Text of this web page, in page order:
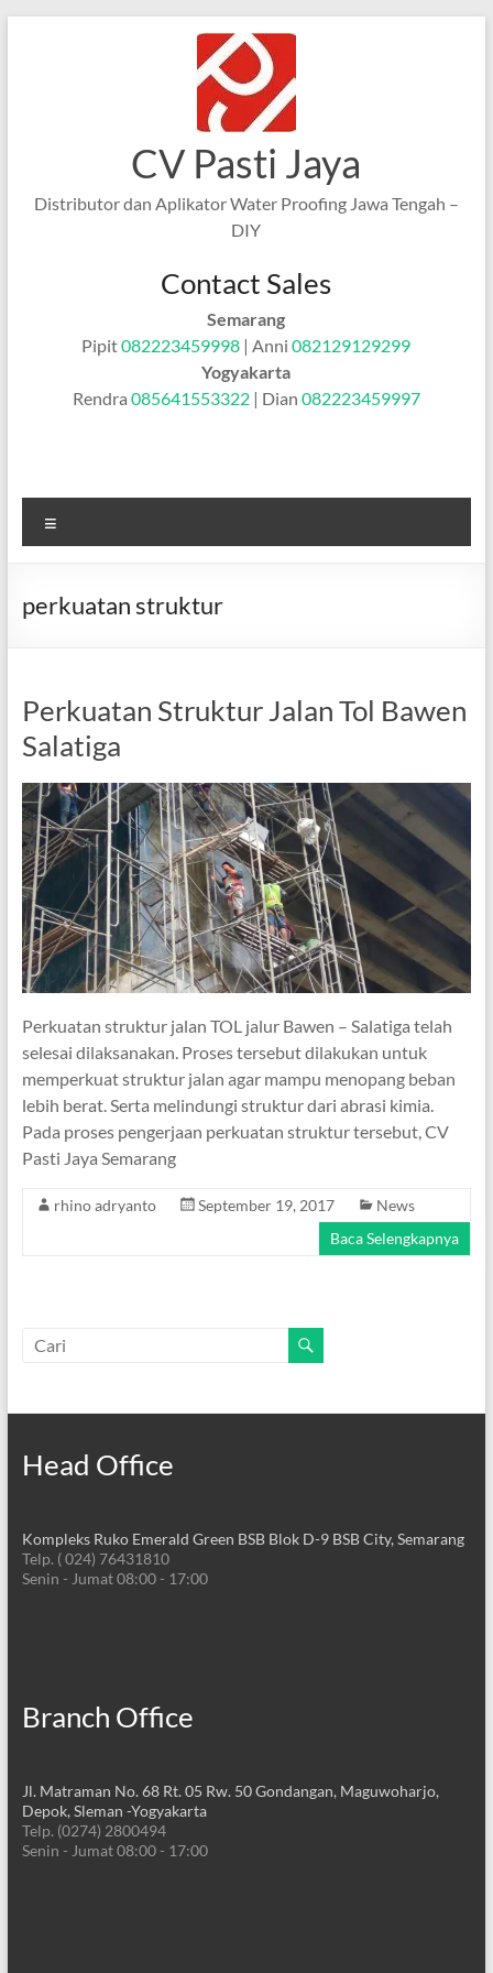
CV Pasti Jaya
Distributor dan Aplikator Water Proofing Jawa Tengah –
DIY
Contact Sales
Semarang
Pipit082223459998 | Anni082129129299
Yogyakarta
Rendra 085641553322| Dian 082223459997
perkuatan struktur
Perkuatan Struktur Jalan Tol Bawen
Salatiga
Perkuatan struktur jalan TOL jalur Bawen – Salatiga telah
selesai dilaksanakan. Proses tersebut dilakukan untuk
memperkuat struktur jalan agar mampu menopang beban
lebih berat. Serta melindungi struktur dari abrasi kimia.
Pada proses pengerjaan perkuatan struktur tersebut, CV
Pasti Jaya Semarang
rhino adryanto September 19, 2017
News
Baca Selengkapnya
Head Office
Kompleks Ruko Emerald Green BSB Blok D-9 BSB City, Semarang
Telp. ( 024) 76431810
Senin - Jumat 08:00 - 17:00
Branch Office
Jl. Matraman No. 68 Rt. 05 Rw. 50 Gondangan, Maguwoharjo,
Depok, Sleman -Yogyakarta
Telp. (0274) 2800494
Senin - Jumat 08:00 - 17:00